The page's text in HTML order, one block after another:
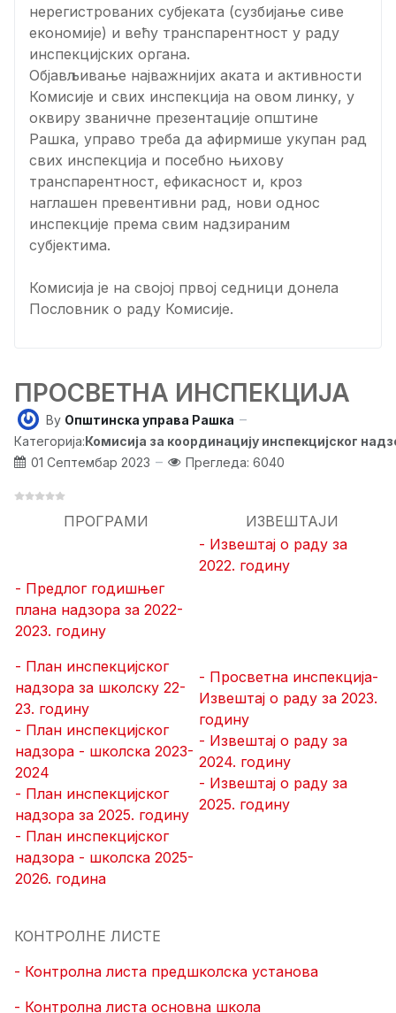
нерегистрованих субјеката (сузбијање сиве
економије) и већу транспарентност у раду
инспекцијских органа.
Објављивање најважнијих аката и активности
Комисије и свих инспекција на овом линку, у
оквиру званичне презентације општине
Рашка, управо треба да афирмише укупан рад
свих инспекција и посебно њихову
транспарентност, ефикасност и, кроз
наглашен превентивни рад, нови однос
инспекције према свим надзираним
субјектима.
Комисија је на својој првој седници донела
Пословник о раду Комисије.
ПРОСВЕТНА ИНСПЕКЦИЈА
By Општинска управа Рашка
Категорија:Комисија за координацију инспекцијског
01 Септембар 2023
Прегледа: 6040
ПРОГРАМИ
ИЗВЕШТАЈИ
- Извештај о раду за
2022. годину
- Предлог годишњег
плана надзора за 2022-
2023. годину
- План инспекцијског
надзора за школску 22-
23. годину
- План инспекцијског
надзора - школска 2023-
2024
- План инспекцијског
надзора за 2025. годину
- План инспекцијског
надзора - школска 2025-
2026. година
- Просветна инспекција-
Извештај о раду за 2023.
годину
- Извештај о раду за
2024. годину
- Извештај о раду за
2025. годину
КОНТРОЛНЕ ЛИСТЕ
- Контролна листа предшколска установа
- Контролна листа основна школа